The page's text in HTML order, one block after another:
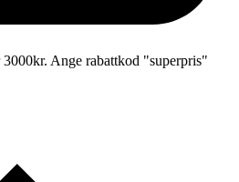
Ange rabattkod "superpris"